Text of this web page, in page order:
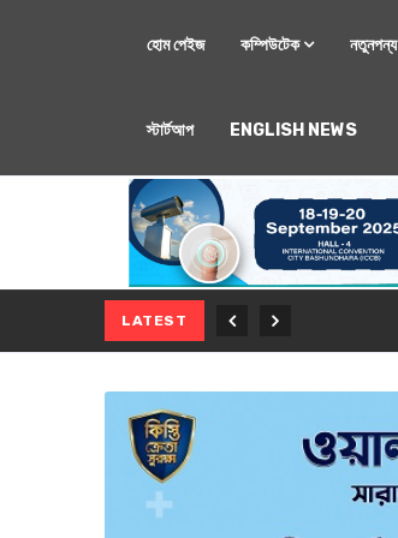
হোম পেইজ কম্পিউটেক নতুনপন্য
স্টার্টআপ ENGLISH NEWS
LATEST